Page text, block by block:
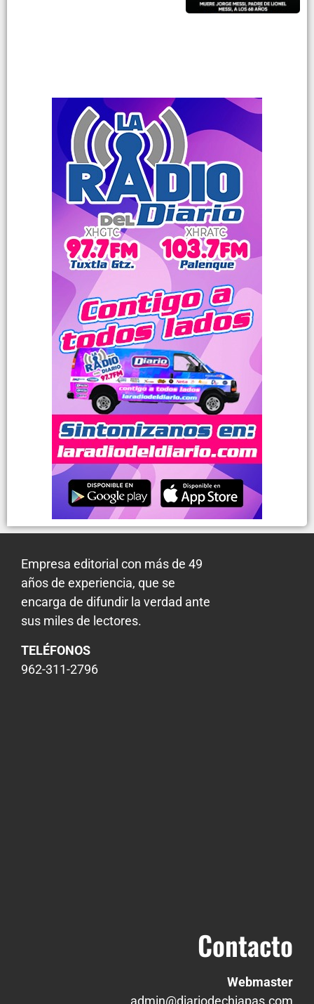
Empresa editorial con más de 49
años de experiencia, que se
encarga de difundir la verdad ante
sus miles de lectores.
TELÉFONOS
962-311-2796
Contacto
Webmaster
admin@diariodechiapas.com